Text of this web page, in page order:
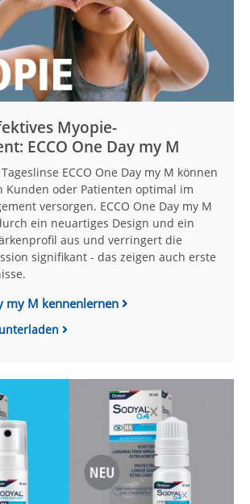
Myopie-
ECCO One Day my M
ECCO One Day my M können
Kunden oder Patienten optimal im
versorgen. ECCO One Day my M
ein neuartiges Design und ein
aus und verringert die
signifikant - das zeigen auch erste
my M kennenlernen